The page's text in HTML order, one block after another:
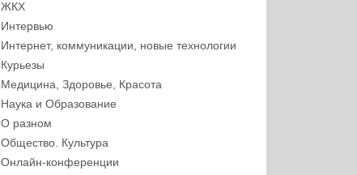
ЖКХ
Интервью
Интернет, коммуникации, новые технологии
Курьезы
Медицина, Здоровье, Красота
Наука и Образование
О разном
Общество. Культура
Онлайн-конференции